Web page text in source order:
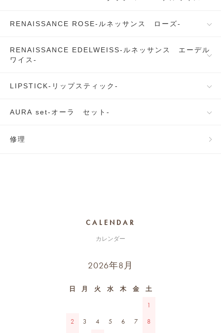
RENAISSANCE ROSE-ルネッサンス ローズ-
RENAISSANCE EDELWEISS-ルネッサンス エーデル
ワイス-
LIPSTICK-リップスティック-
AURA set-オーラ セット-
修理
CALENDAR
カレンダー
2026年8月
日 月 火 水 木 金
土
1
2
3 4 5 6 7
8